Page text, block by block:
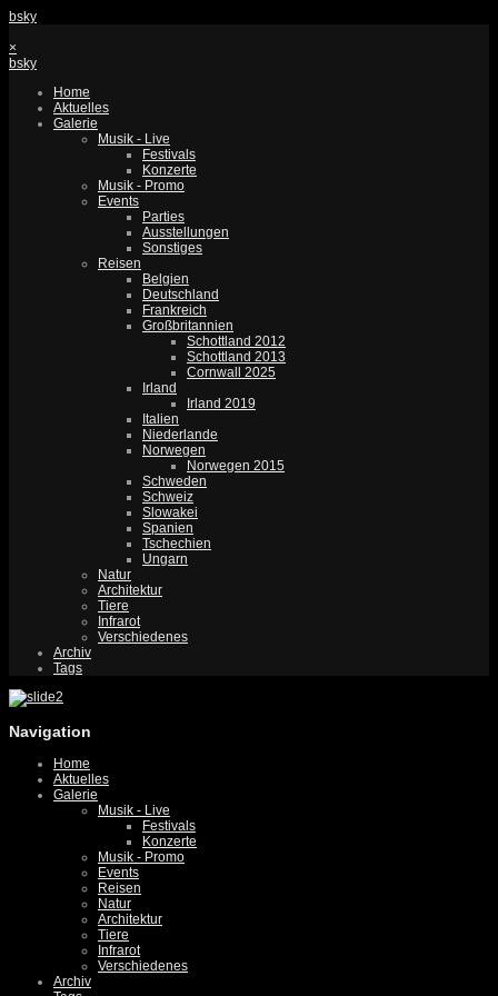
bsky
×
bsky
Home
Aktuelles
Galerie
Musik - Live
Festivals
Konzerte
Musik - Promo
Events
Parties
Ausstellungen
Sonstiges
Reisen
Belgien
Deutschland
Frankreich
Großbritannien
Schottland 2012
Schottland 2013
Cornwall 2025
Irland
Irland 2019
Italien
Niederlande
Norwegen
Norwegen 2015
Schweden
Schweiz
Slowakei
Spanien
Tschechien
Ungarn
Natur
Architektur
Tiere
Infrarot
Verschiedenes
Archiv
Tags
Navigation
Home
Aktuelles
Galerie
Musik - Live
Festivals
Konzerte
Musik - Promo
Events
Reisen
Natur
Architektur
Tiere
Infrarot
Verschiedenes
Archiv